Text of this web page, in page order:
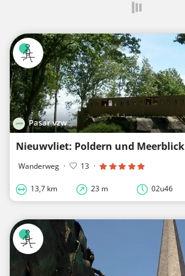
Pasar vzw
Nieuwvliet: Poldern und Meerblick
Wanderweg · 13 ·
13,7 km 23 m 02u46